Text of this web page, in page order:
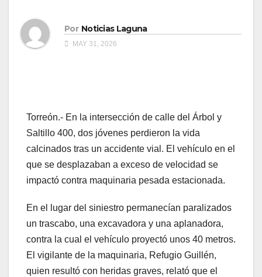
Por Noticias Laguna
MAY 31, 2026
Torreón.- En la intersección de calle del Árbol y
Saltillo 400, dos jóvenes perdieron la vida
calcinados tras un accidente vial. El vehículo en el
que se desplazaban a exceso de velocidad se
impactó contra maquinaria pesada estacionada.
En el lugar del siniestro permanecían paralizados
un trascabo, una excavadora y una aplanadora,
contra la cual el vehículo proyectó unos 40 metros.
El vigilante de la maquinaria, Refugio Guillén,
quien resultó con heridas graves, relató que el